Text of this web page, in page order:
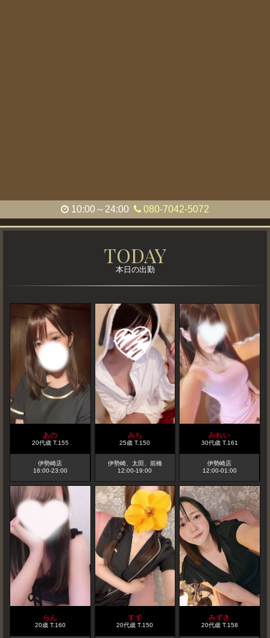
10:00～24:00 080-7042-5072
A
N
へ
よ
う
そ
TODAY
本日の出勤
あの
20代歳 T.155
伊勢崎店
16:00-23:00
みち
25歳T.150
伊勢崎、太田、前橋
12:00-19:00
みれい
30代歳 T.161
伊勢崎店
12:00-01:00
らん
20歳 T.160
すず
20代歳T.150
みずき
20代歳 T.158